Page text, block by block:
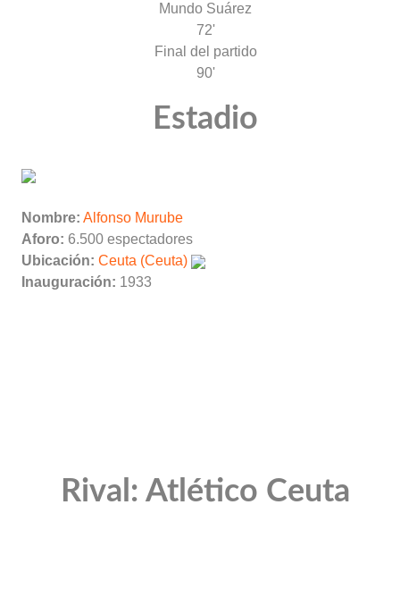
Mundo Suárez
72'
Final del partido
90'
Estadio
Nombre: Alfonso Murube
Aforo: 6.500 espectadores
Ubicación: Ceuta (Ceuta)
Inauguración: 1933
Rival: Atlético Ceuta